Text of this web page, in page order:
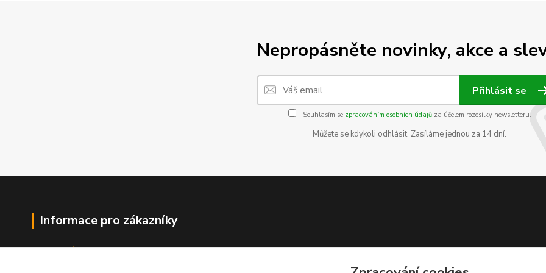
Nepropásněte novinky, akce a
Přihlásit se
Souhlasím se zpracováním osobních údajůza účelem rozesílky newsletteru.
Můžete se kdykoli odhlásit. Zasíláme jednou za 14 dní.
Informace pro zákazníky
O nás